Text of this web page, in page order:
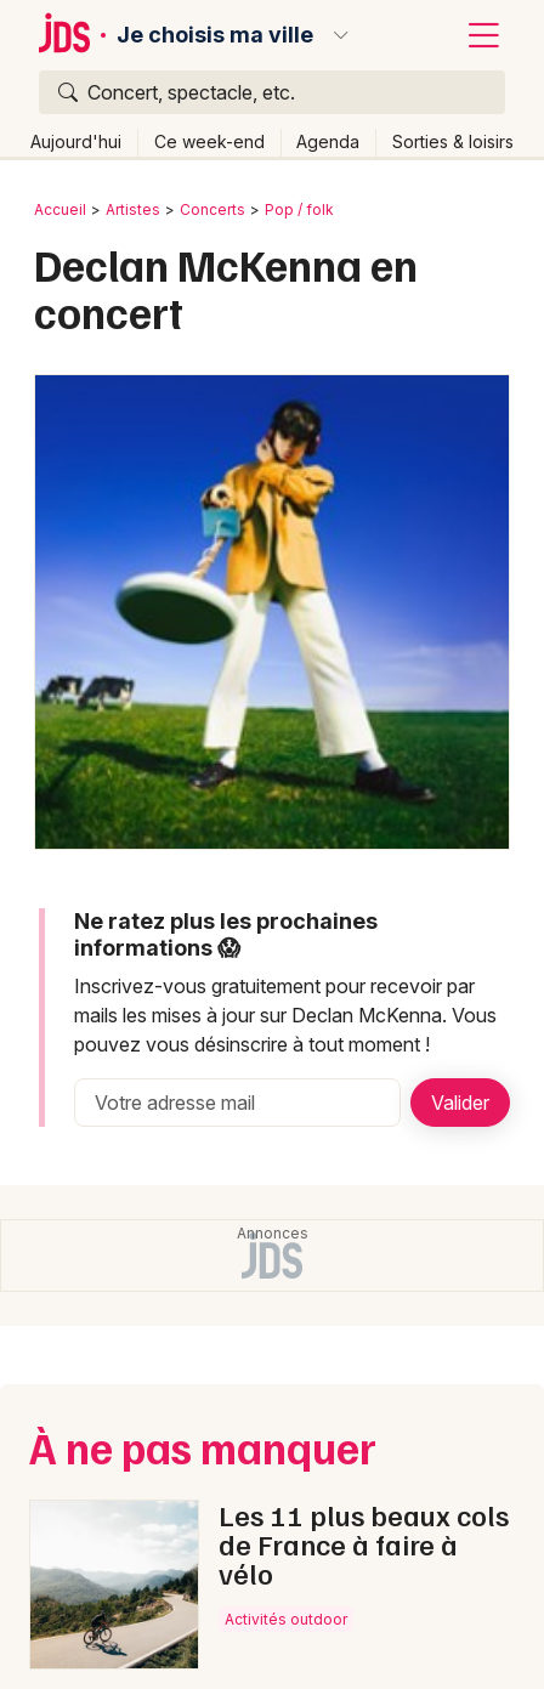
Je choisis ma ville
Concert, spectacle, etc.
Aujourd'hui Ce week-end Agenda Sorties & loisirs
Publier un événement
Spectacles
Sports
Soirées
Sorties famille
Sorties & loisirs
Newsletter des sorties
Choisir mes départements
Mon email
Bordeaux
Colmar
Montpellier
Nantes
Paris
Strasbourg
Toulouse
Toutes les villes
Retour
Accueil Artistes Concerts Pop / folk
Declan McKenna en
concert
Ne ratez plus les prochaines
informations 😱
Inscrivez-vous gratuitement pour recevoir par
mails les mises à jour sur Declan McKenna. Vous
pouvez vous désinscrire à tout moment !
À ne pas manquer
Les 11 plus beaux cols
de France à faire à
vélo
Activités outdoor
Quoi ?
Où ?
Quand ?
Aujourd'hui
Demain